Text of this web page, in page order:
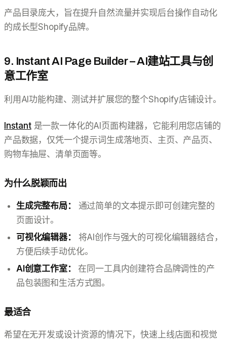
产品目录庞大，旨在提升自然流量并实现后台操作自动化
的成长型Shopify品牌。
9. Instant AI Page Builder – AI建站工具与创
意工作室
利用AI功能构建、测试并扩展您的整个Shopify店铺设计。
Instant是一款一体化的AI页面构建器，它能利用您店铺的
产品数据，仅凭一个提示词生成落地页、主页、产品页、
购物车抽屉、清单页面等。
为什么脱颖而出
生成完整布局：
通过简单的文本提示即可创建完整的
页面设计。
可视化编辑器：
将AI创作与强大的可视化编辑器结合，
方便后续手动优化。
AI创意工作室：
在同一工具内创建符合品牌调性的产
品包装图和生活方式图。
最适合
希望在无开发或设计资源的情况下，快速上线店面和视觉